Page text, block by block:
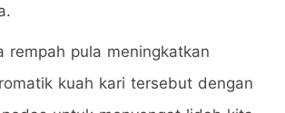
rempah pula meningkatkan
kuah kari tersebut dengan